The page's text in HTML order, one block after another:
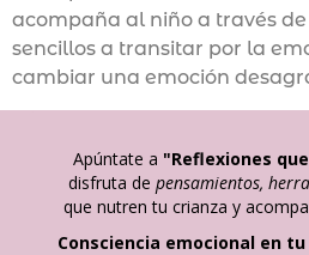
acompaña al niño a través
sencillos a transitar por la
cambiar una emoción
Apúntate a "Reflexiones
disfruta de pensamientos,
que nutren tu crianza y
Consciencia emocional en